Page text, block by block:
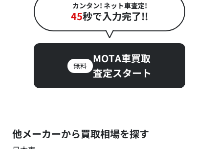
カンタン! ネット車査定!
45秒で入力完了!!
無料
MOTA車買取
査定スタート
他メーカーから買取相場を探す